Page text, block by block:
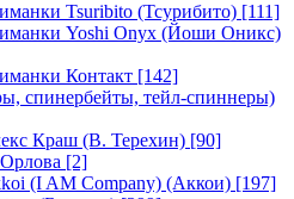
Tsuribito (Тсурибито) [111]
Yoshi Onyx (Йоши Оникс)
Контакт [142]
спинербейты, тейл-спиннеры)
Краш (В. Терехин) [90]
[2]
(I AM Company) (Аккои) [197]